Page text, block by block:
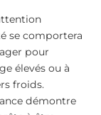
se comportera
pour
élevés ou à
froids.
démontre